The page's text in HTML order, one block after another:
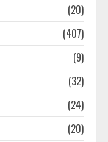
(20)
(407)
(9)
(32)
(24)
(20)
तैयारी शुरू, उत्तराखंड
विशेष गणना
का अलर्ट: कई
और भूस्खलन की आशंका,
एडवाइजरी